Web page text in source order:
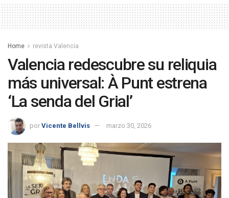
Home revista Valencia
Valencia redescubre su reliquia
más universal: À Punt estrena
‘La senda del Grial’
por Vicente Bellvis marzo 30, 2026